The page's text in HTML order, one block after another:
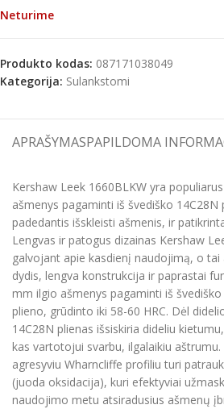
Neturime
Produkto kodas: 087171038049
Kategorija: Sulankstomi
APRAŠYMASPAPILDOMA
Kershaw Leek 1660BLKW yra
ašmenys pagaminti iš švediško 14C28N
padedantis išskleisti ašmenis, ir
Lengvas ir patogus dizainas Kershaw
galvojant apie kasdienį naudojimą, o tai
dydis, lengva konstrukcija ir paprastai
mm ilgio ašmenys pagaminti iš
plieno, grūdinto iki 58-60 HRC. Dėl
14C28N plienas išsiskiria dideliu
kas vartotojui svarbu, ilgalaikiu aštrumu.
agresyviu Wharncliffe profiliu turi
(juoda oksidacija), kuri efektyviai
naudojimo metu atsiradusius ašmenų